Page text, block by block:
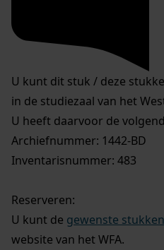
U kunt dit stuk / deze
in de studiezaal van het
U heeft daarvoor de
Archiefnummer: 1442-BD
Inventarisnummer: 483
Reserveren:
U kunt de gewenste stukken
website van het WFA.